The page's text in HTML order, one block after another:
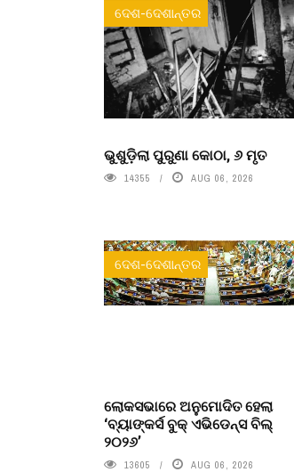
ଦେଶ-ଦେଶାନ୍ତର
ଭୁଶୁଡ଼ିଲା ପୁରୁଣା କୋଠା, ୬ ମୃତ
14355 AUG 06, 2026
ଦେଶ-ଦେଶାନ୍ତର
ଲୋକସଭାରେ ଅନୁମୋଦିତ ହେଲା
‘ବ୍ୟାଙ୍କର୍ସ ବୁକ୍ ଏଭିଡେନ୍ସ ବିଲ୍
୨୦୨୬’
13605 AUG 06, 2026